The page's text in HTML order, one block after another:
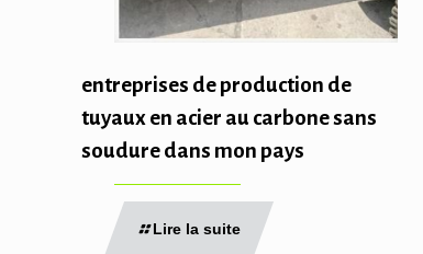
entreprises de production de
tuyaux en acier au carbone sans
soudure dans mon pays
Lire la suite